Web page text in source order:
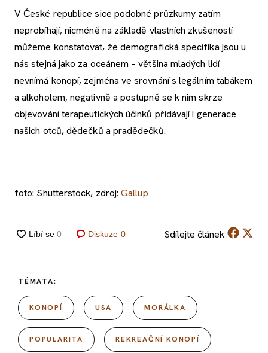
V České republice sice podobné průzkumy zatím
neprobíhají, nicméně na základě vlastních zkušeností
můžeme konstatovat, že demografická specifika jsou u
nás stejná jako za oceánem – většina mladých lidí
nevnímá konopí, zejména ve srovnání s legálním tabákem
a alkoholem, negativně a postupně se k nim skrze
objevování terapeutických účinků přidávají i generace
našich otců, dědečků a pradědečků.
foto: Shutterstock, zdroj:Gallup
Diskuze 0 Sdílejte článek
TÉMATA:
KONOPÍ USA MORÁLKA
POPULARITA REKREAČNÍ KONOPÍ